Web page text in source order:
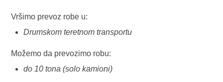
Vršimo prevoz robe u:
Drumskom teretnom transportu
Možemo da prevozimo robu:
do 10 tona (solo kamioni)